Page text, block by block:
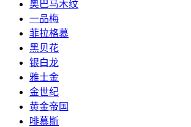
奥巴马木纹
一品梅
菲拉格慕
黑贝花
银白龙
雅士金
金世纪
黄金帝国
啡慕斯